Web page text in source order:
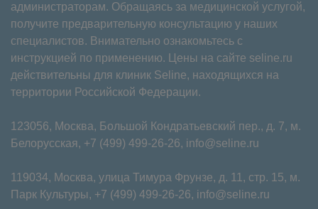
администраторам. Обращаясь за медицинской услугой,
получите предварительную консультацию у наших
специалистов. Внимательно ознакомьтесь с
инструкцией по применению. Цены на сайте seline.ru
действительны для клиник Seline, находящихся на
территории Российской Федерации.
123056, Москва, Большой Кондратьевский пер., д. 7, м.
Белорусская, +7 (499) 499-26-26, info@seline.ru
119034, Москва, улица Тимура Фрунзе, д. 11⁠, стр. 15, м.
Парк Культуры, +7 (499) 499-26-26, info@seline.ru